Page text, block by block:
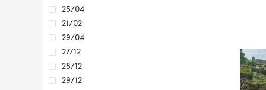
25/04
21/02
29/04
27/12
28/12
29/12